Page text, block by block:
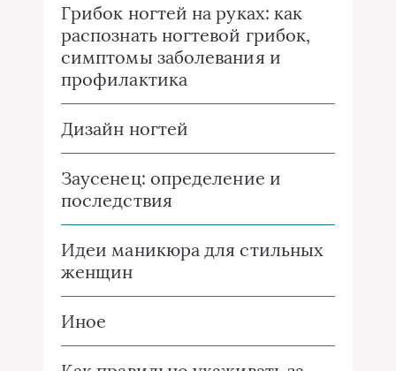
Грибок ногтей на руках: как
распознать ногтевой грибок,
симптомы заболевания и
профилактика
Дизайн ногтей
Заусенец: определение и
последствия
Идеи маникюра для стильных
женщин
Иное